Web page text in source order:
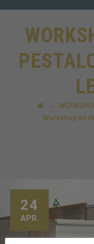
→
Workshop an
24
APR.